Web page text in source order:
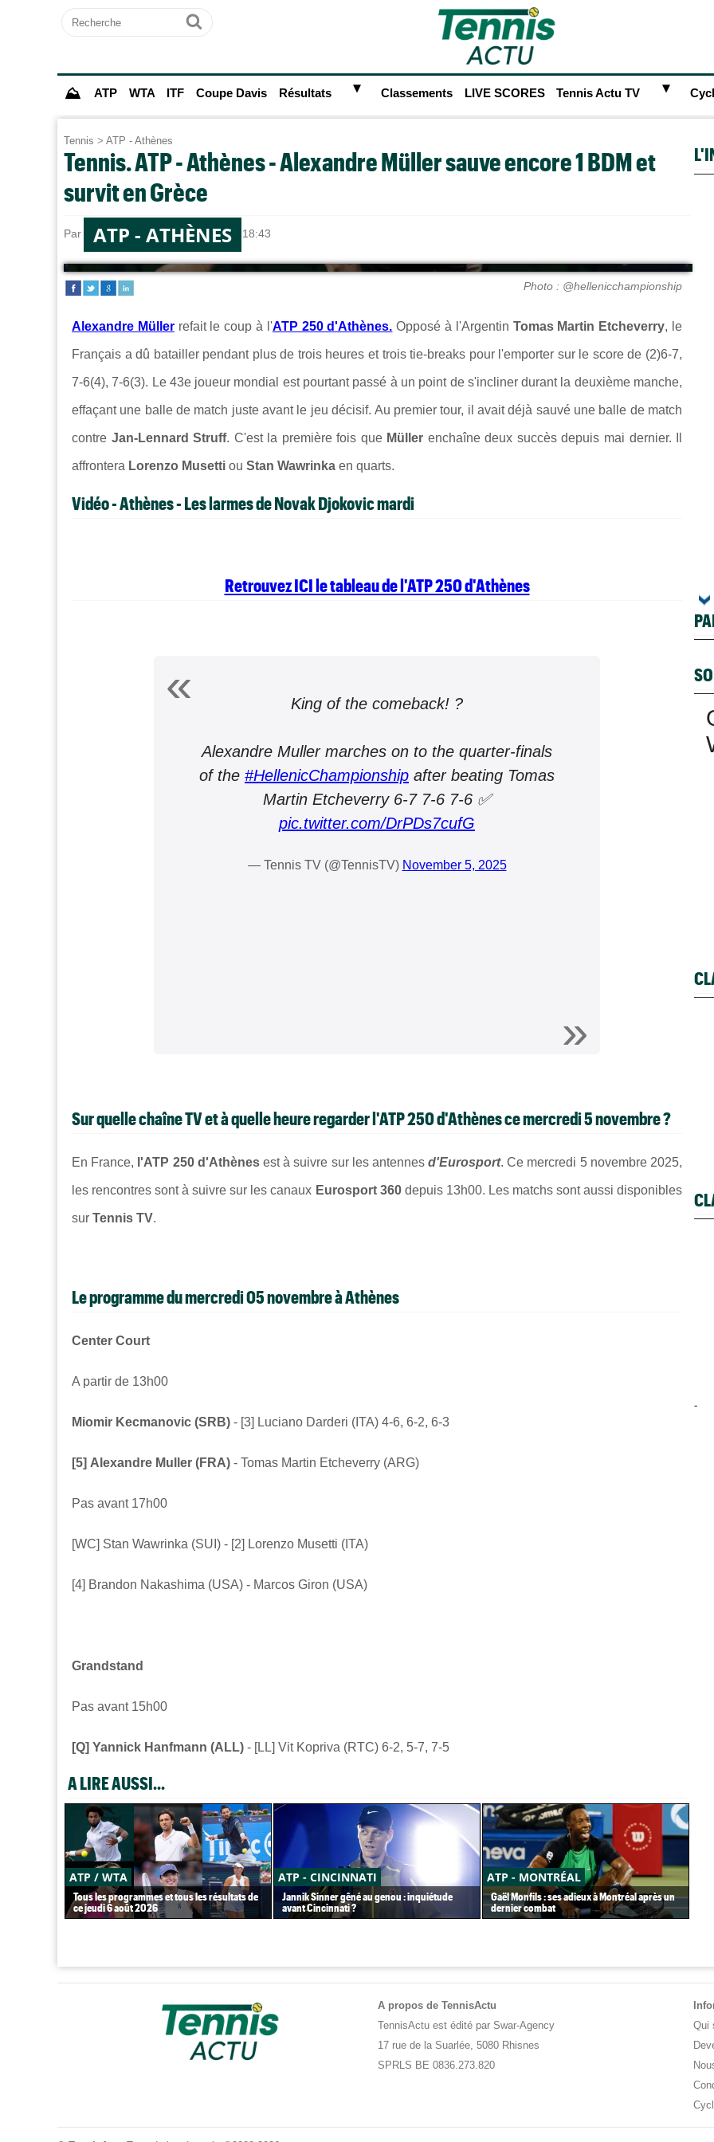
Recherche
Ok
⛰ ATP WTA ITF Coupe Davis Résultats ► Classements LIVE SCORES Tennis Actu TV ►
Tennis > ATP - Athènes
Tennis. ATP - Athènes - Alexandre Müller sauve encore 1 BDM et
survit en Grèce
Par Paul MOUGINle 05/11/2025 à 18:43
ATP - ATHÈNES
Photo : @hellenicchampionship
Alexandre Müller refait le coup à l'ATP 250 d'Athènes. Opposé à l'Argentin Tomas Martin Etcheverry, le
Français a dû batailler pendant plus de trois heures et trois tie-breaks pour l'emporter sur le score de (2)6-7,
7-6(4), 7-6(3). Le 43e joueur mondial est pourtant passé à un point de s'incliner durant la deuxième manche,
effaçant une balle de match juste avant le jeu décisif. Au premier tour, il avait déjà sauvé une balle de match
contre Jan-Lennard Struff. C'est la première fois que Müller enchaîne deux succès depuis mai dernier. Il
affrontera Lorenzo Musetti ou Stan Wawrinka en quarts.
Vidéo - Athènes - Les larmes de Novak Djokovic mardi
Retrouvez ICI le tableau de l'ATP 250 d'Athènes
King of the comeback! ?
Alexandre Muller marches on to the quarter-finals
of the #HellenicChampionship after beating Tomas
Martin Etcheverry 6-7 7-6 7-6 ✅
pic.twitter.com/DrPDs7cufG
— Tennis TV (@TennisTV) November 5, 2025
Sur quelle chaîne TV et à quelle heure regarder l'ATP 250 d'Athènes ce mercredi 5 novembre ?
En France, l'ATP 250 d'Athènesest à suivre sur les antennesd'Eurosport. Ce mercredi 5 novembre 2025,
les rencontres sont à suivre sur les canaux Eurosport 360depuis 13h00. Les matchs sont aussi disponibles
sur Tennis TV.
Le programme du mercredi 05 novembre à Athènes
Center Court
A partir de 13h00
Miomir Kecmanovic (SRB) - [3] Luciano Darderi (ITA) 4-6, 6-2, 6-3
[5] Alexandre Muller (FRA) - Tomas Martin Etcheverry (ARG)
Pas avant 17h00
[WC] Stan Wawrinka (SUI) - [2] Lorenzo Musetti (ITA)
[4] Brandon Nakashima (USA) - Marcos Giron (USA)
Grandstand
Pas avant 15h00
[Q] Yannick Hanfmann (ALL) - [LL] Vit Kopriva (RTC) 6-2, 5-7, 7-5
A LIRE AUSSI...
ATP / WTA
Tous les programmes et tous les résultats de
ce jeudi 6 août 2026
ATP - CINCINNATI
Jannik Sinner gêné au genou : inquiétude
avant Cincinnati ?
ATP - MONTRÉAL
Gaël Monfils : ses adieux à Montréal après un
dernier combat
-
A propos de TennisActu
TennisActu est édité par Swar-Agency
17 rue de la Suarlée, 5080 Rhisnes
SPRLS BE 0836.273.820
Qui